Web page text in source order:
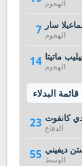
الهجوم
7 سار
الهجوم
14 ماتيتا
الهجوم
قائمة البدلاء
23 كانفوت
الدفاع
55 ديفيني
الوسط